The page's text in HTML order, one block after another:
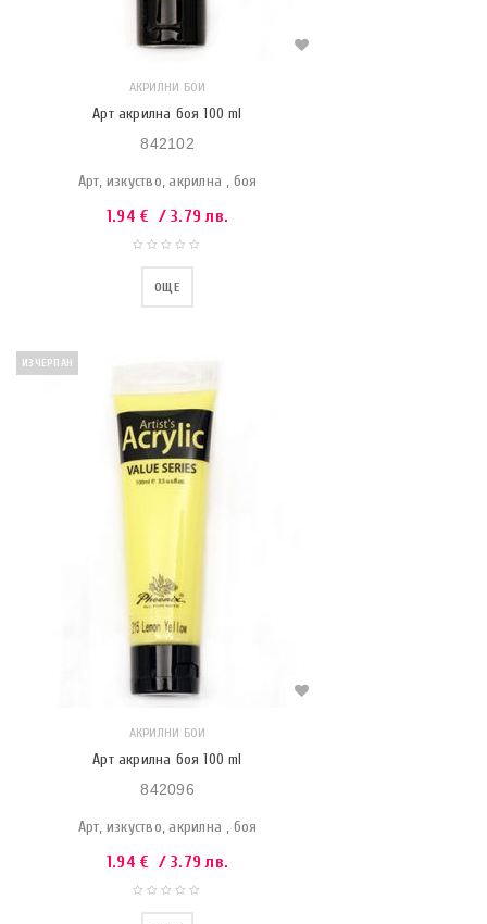
АКРИЛНИ БОИ
Арт акрилна боя 100 ml
842102
Арт, изкуство, акрилна , боя
1.94€ / 3.79 лв.
ОЩЕ
ИЗЧЕРПАН
АКРИЛНИ БОИ
Арт акрилна боя 100 ml
842096
Арт, изкуство, акрилна , боя
1.94€ / 3.79 лв.